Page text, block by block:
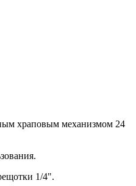
храповым механизмом 24
1/4".